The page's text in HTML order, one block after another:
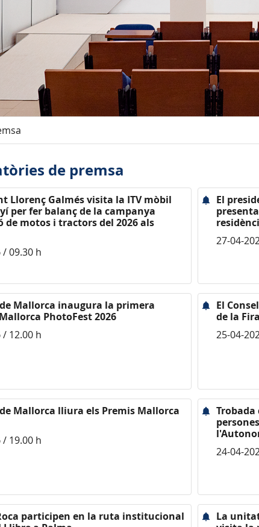
de premsa
Llorenç Galmés visita la ITV mòbil
per fer balanç de la campanya
de motos i tractors del 2026 als
/ 09.30 h
El
27-04-
Mallorca inaugura la primera
PhotoFest 2026
/ 12.00 h
El
de la
25-04-
Mallorca lliura els Premis Mallorca
/ 19.00 h
Trobada
24-04-
participen en la ruta institucional
La